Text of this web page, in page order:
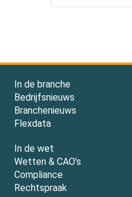
In de branche
Bedrijfsnieuws
Branchenieuws
Flexdata
In de wet
Wetten & CAO’s
Compliance
Rechtspraak